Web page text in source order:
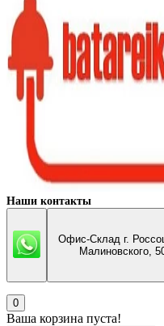
Наши контакты
Офис-Склад г.
Малиновского,
0
Ваша корзина пуста!